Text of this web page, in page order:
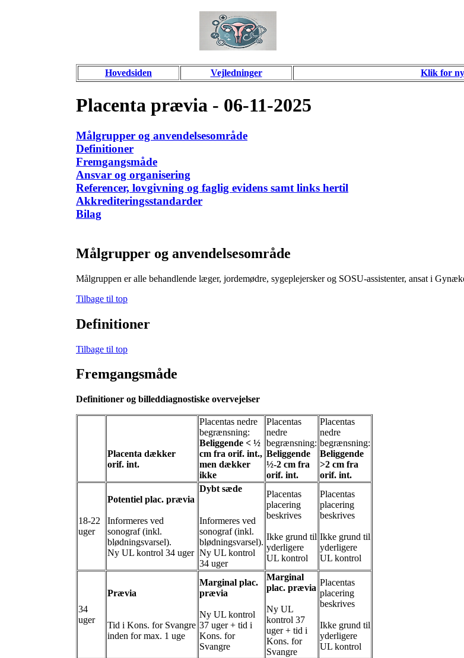
Hovedsiden Vejledninger Klik for
Placenta prævia - 06-11-2025
Målgrupper og anvendelsesområde
Definitioner
Fremgangsmåde
Ansvar og organisering
Referencer, lovgivning og faglig evidens samt links hertil
Akkrediteringsstandarder
Bilag
Målgrupper og anvendelsesområde
Målgruppen er alle behandlende læger, jordemødre, sygeplejersker og SOSU-assistenter, ansat i
Tilbage til top
Definitioner
Tilbage til top
Fremgangsmåde
Definitioner og billeddiagnostiske overvejelser
Placenta dækker
orif. int.
Placentas nedre
begrænsning:
Beliggende < ½
cm fra orif. int.,
men dækker
ikke
Placentas
nedre
begrænsning:
Beliggende
½-2 cm fra
orif. int.
Placentas
nedre
begrænsning:
Beliggende
>2 cm fra
orif. int.
18-22
uger
Potentiel plac. prævia
Informeres ved
sonograf (inkl.
blødningsvarsel).
Ny UL kontrol 34 uger
Dybt sæde
Informeres ved
sonograf (inkl.
blødningsvarsel).
Ny UL kontrol
34 uger
Placentas
placering
beskrives
Ikke grund til
yderligere
UL kontrol
Placentas
placering
beskrives
Ikke grund til
yderligere
UL kontrol
34
uger
Prævia
Tid i Kons. for Svangre
inden for max. 1 uge
Marginal plac.
prævia
Ny UL kontrol
37 uger + tid i
Kons. for
Svangre
Marginal
plac. prævia
Ny UL
kontrol 37
uger + tid i
Kons. for
Svangre
Placentas
placering
beskrives
Ikke grund til
yderligere
UL kontrol